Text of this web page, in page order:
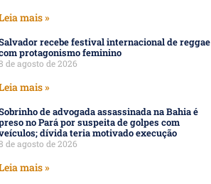
mais »
recebe festival internacional de reggae
protagonismo feminino
de agosto de 2026
mais »
de advogada assassinada na Bahia é
no Pará por suspeita de golpes com
dívida teria motivado execução
de agosto de 2026
mais »